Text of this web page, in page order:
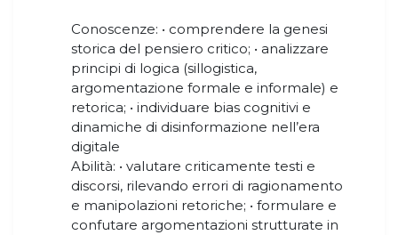
Conoscenze: • comprendere la genesi
storica del pensiero critico; • analizzare
principi di logica (sillogistica,
argomentazione formale e informale) e
retorica; • individuare bias cognitivi e
dinamiche di disinformazione nell’era
digitale
Abilità: • valutare criticamente testi e
discorsi, rilevando errori di ragionamento
e manipolazioni retoriche; • formulare e
confutare argomentazioni strutturate in